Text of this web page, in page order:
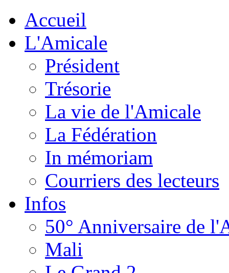
Accueil
L'Amicale
Président
Trésorie
La vie de l'Amicale
La Fédération
In mémoriam
Courriers des lecteurs
Infos
50° Anniversaire de
Mali